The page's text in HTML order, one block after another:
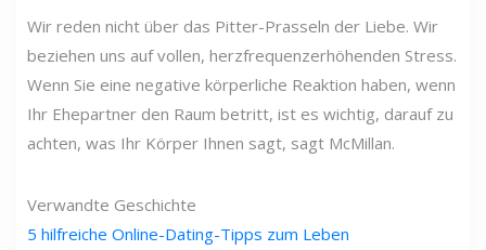
Wir reden nicht über das Pitter-Prasseln der Liebe. Wir
beziehen uns auf vollen, herzfrequenzerhöhenden Stress.
Wenn Sie eine negative körperliche Reaktion haben, wenn
Ihr Ehepartner den Raum betritt, ist es wichtig, darauf zu
achten, was Ihr Körper Ihnen sagt, sagt McMillan.
Verwandte Geschichte
5 hilfreiche Online-Dating-Tipps zum Leben